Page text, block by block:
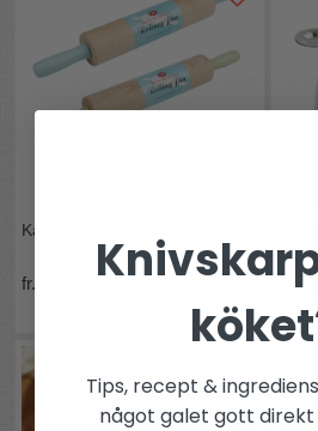
Kavel retro Tala
fr. 149 kr 157 kr
Tips, recept &
något galet gott direkt